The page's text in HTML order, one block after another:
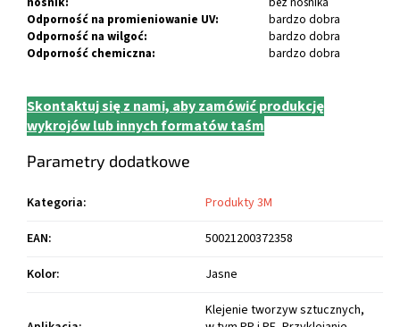
Odporność na promieniowanie UV:
bardzo dobra
Odporność na wilgoć:
bardzo dobra
Odporność chemiczna:
bardzo dobra
Skontaktuj się z nami, aby zamówić produkcję
wykrojów lub innych formatów taśm
Parametry dodatkowe
Kategoria:
Produkty 3M
EAN:
50021200372358
Kolor: Jasne
Klejenie tworzyw sztucznych,